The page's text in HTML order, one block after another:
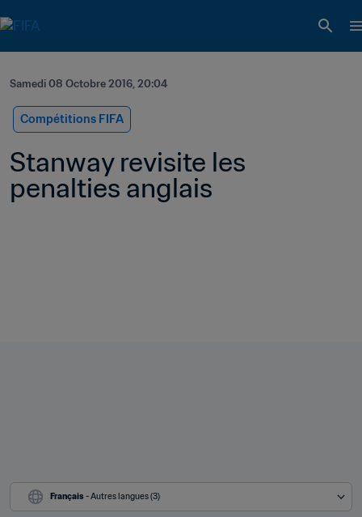
Samedi 08 Octobre 2016, 20:04
Compétitions FIFA
Stanway revisite les
penalties anglais
Français - Autres langues (3)